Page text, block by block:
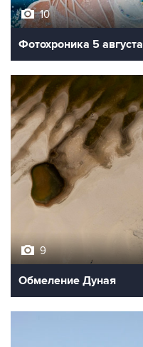
10
Фотохроника 5 августа
9
Обмеление Дуная